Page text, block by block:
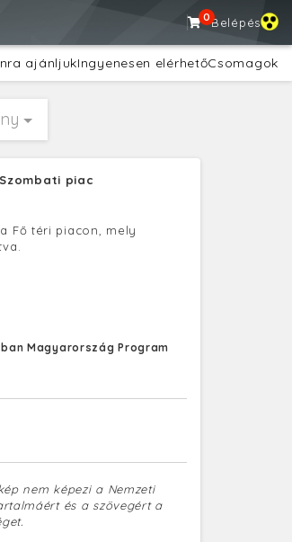
0Belépés
ajánljukIngyenesen elérhetőCsomagok
piac
Fő téri piacon, mely
Magyarország Program
nem képezi a Nemzeti
és a szövegért a